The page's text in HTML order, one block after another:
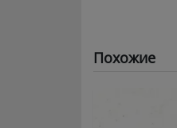
Похожие